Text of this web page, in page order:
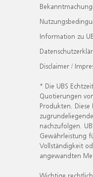
Information zu
Disclaimer /
* Die UBS
Quotierungen
Produkten.
nachzufolgen.
Gewährleistung
Vollständigkeit
angewandten